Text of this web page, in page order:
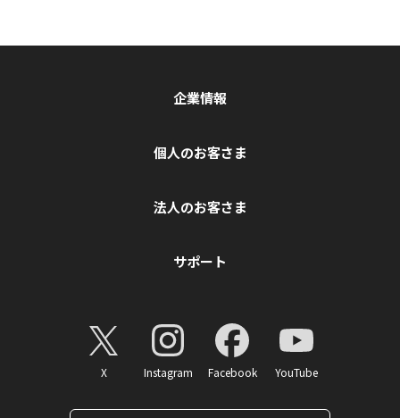
企業情報
個人のお客さま
法人のお客さま
サポート
X Instagram Facebook YouTube